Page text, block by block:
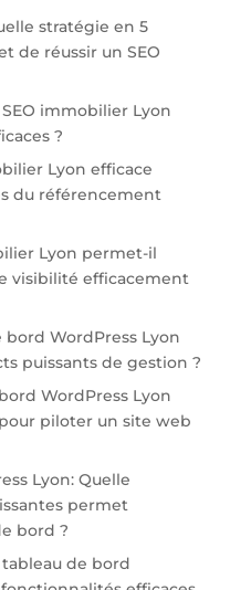
stratégie en 5
de réussir un SEO
immobilier Lyon
?
Lyon efficace
du référencement
Lyon permet-il
visibilité efficacement
WordPress Lyon
puissants de gestion ?
WordPress Lyon
piloter un site web
Lyon: Quelle
permet
bord ?
tableau de bord